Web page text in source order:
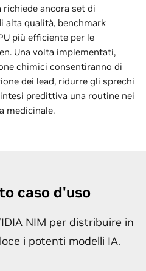
ancora set di
alta qualità, benchmark
più efficiente per le
Una volta implementati,
chimici consentiranno di
dei lead, ridurre gli sprechi
predittiva una routine nei
medicinale.
caso d'uso
NIM per distribuire in
i potenti modelli IA.